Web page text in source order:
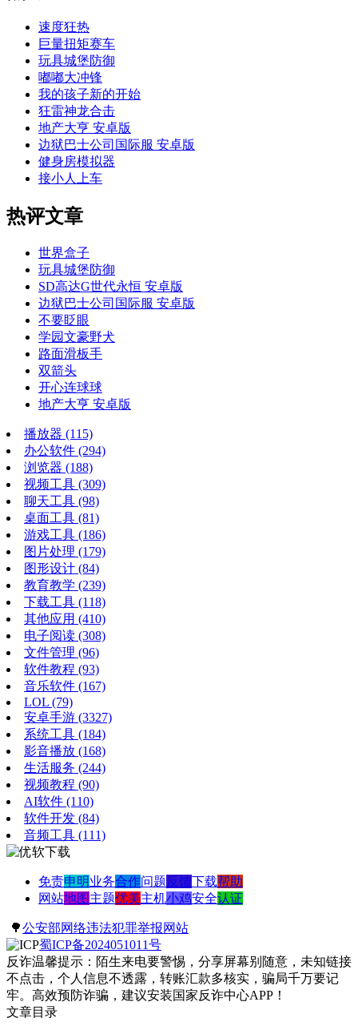
速度狂热
巨量扭矩赛车
玩具城堡防御
嘟嘟大冲锋
我的孩子新的开始
狂雷神龙合击
地产大亨 安卓版
边狱巴士公司国际服 安卓版
健身房模拟器
接小人上车
热评文章
世界盒子
玩具城堡防御
SD高达G世代永恒 安卓版
边狱巴士公司国际服 安卓版
不要眨眼
学园文豪野犬
路面滑板手
双箭头
开心连球球
地产大亨 安卓版
播放器 (115)
办公软件 (294)
浏览器 (188)
视频工具 (309)
聊天工具 (98)
桌面工具 (81)
游戏工具 (186)
图片处理 (179)
图形设计 (84)
教育教学 (239)
下载工具 (118)
其他应用 (410)
电子阅读 (308)
文件管理 (96)
软件教程 (93)
音乐软件 (167)
LOL (79)
安卓手游 (3327)
系统工具 (184)
影音播放 (168)
生活服务 (244)
视频教程 (90)
AI软件 (110)
软件开发 (84)
音频工具 (111)
免责申明业务合作问题反馈下载帮助
网站地图 主题优美主机小鸡安全认证
🌳公安部网络违法犯罪举报网站
蜀ICP备2024051011号
反诈温馨提示：陌生来电要警惕，分享屏幕别随意，未知链接
不点击，个人信息不透露，转账汇款多核实，骗局千万要记
牢。高效预防诈骗，建议安装国家反诈中心APP！
文章目录